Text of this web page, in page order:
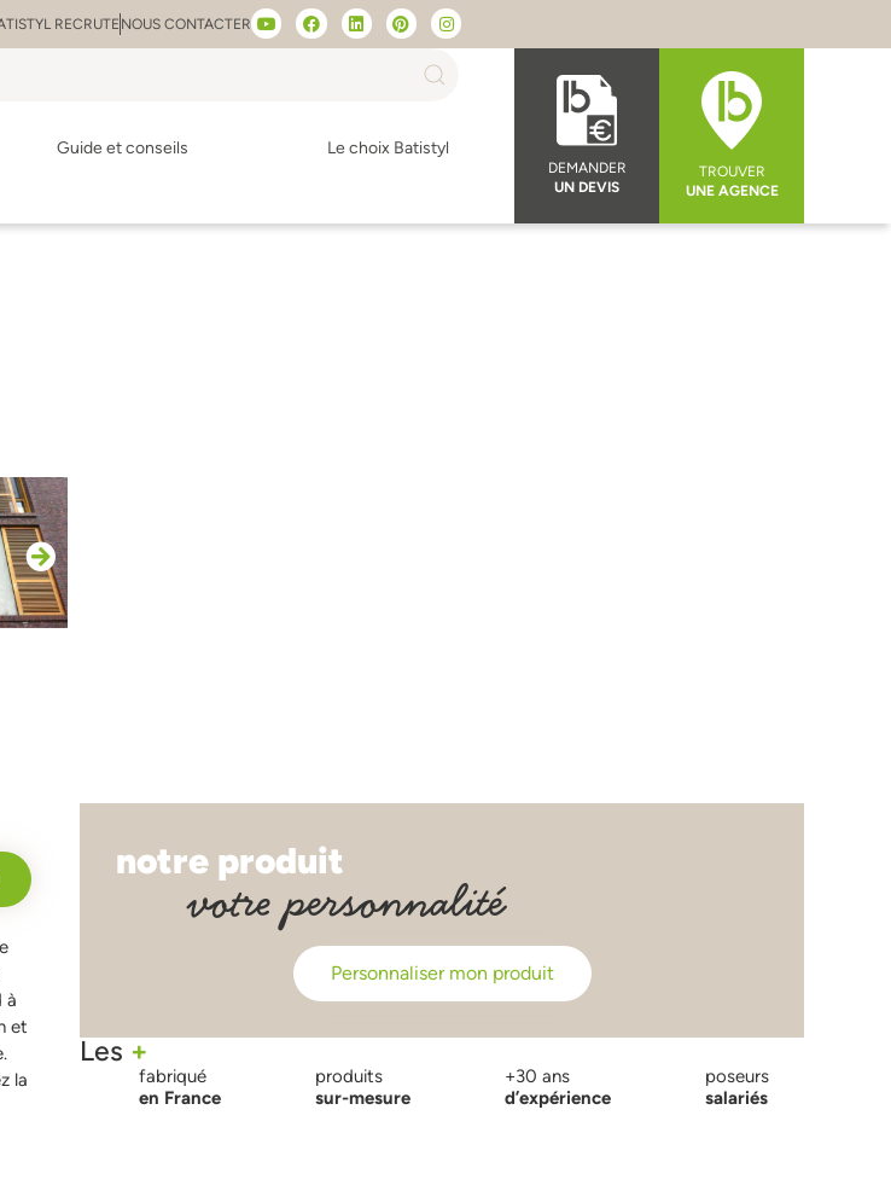
RECRUTE NOUS CONTACTER
Guide et conseils Le choix Batistyl
DEMANDER
UN DEVIS
TROUVER
UNE AGENCE
à
et
la
notre produit
votre personnalité
Personnaliser mon produit
Les +
fabriqué
en France
produits
sur-mesure
+30 ans
d’expérience
poseurs
salariés